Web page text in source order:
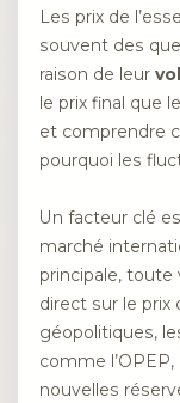
Les prix de
souvent des
raison de leur
le prix final que
et comprendre
pourquoi les
Un facteur clé
marché
principale, toute
direct sur le prix
géopolitiques,
comme
nouvelles